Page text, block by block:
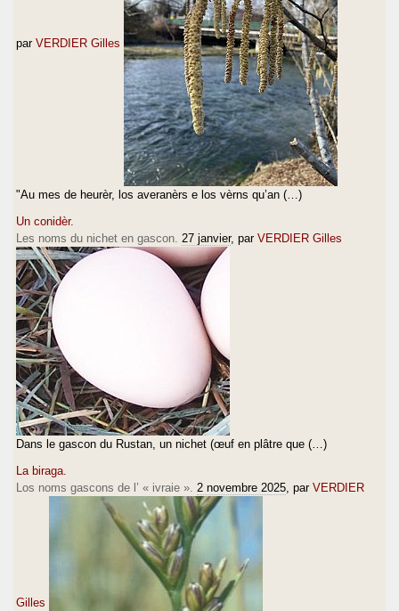
par VERDIER Gilles
"Au mes de heurèr, los averanèrs e los vèrns qu’an (…)
Un conidèr.
Les noms du nichet en gascon. 27 janvier, par VERDIER Gilles
Dans le gascon du Rustan, un nichet (œuf en plâtre que (…)
La biraga.
Los noms gascons de l’ « ivraie ». 2 novembre 2025 , par VERDIER
Gilles